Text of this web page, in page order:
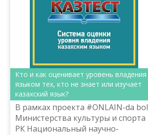
Кто и как оценивает уровень владения
языком тех, кто не знает или изучает
казахский язык?
В рамках проекта #ONLAIN-da bol
Министерства культуры и спорта
РК Национальный научно-